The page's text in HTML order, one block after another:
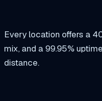
Every location offers a
mix, and a 99.95%
distance.